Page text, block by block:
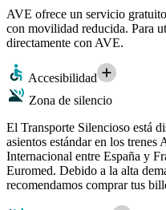
AVE ofrece un servicio
con movilidad reducida. Para
directamente con AVE.
Accesibilidad
Zona de silencio
El Transporte Silencioso está
asientos estándar en los
Internacional entre España y
Euromed. Debido a la alta
recomendamos comprar tus